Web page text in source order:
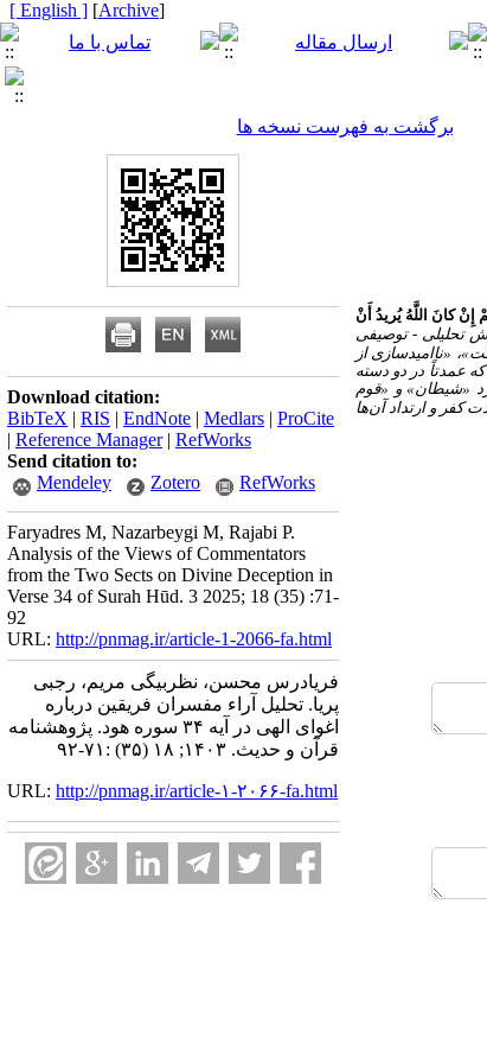
[
Archive
]
[ English ]
برگشت به فهرست نسخه ها
کانَ اللَّهُ یُریدُ أَنْ
تحلیلی - توصیفی
«ناامیدسازی از
عمدتاً در دو دسته
«شیطان» و «قوم
کفر و ارتداد آن‌ها
Download citation:
BibTeX | RIS | EndNote | Medlars | ProCite
| Reference Manager| RefWorks
Send citation to:
Mendeley
Zotero RefWorks
Faryadres M, Nazarbeygi M, Rajabi P.
Analysis of the Views of Commentators
from the Two Sects on Divine Deception in
Verse 34 of Surah Hūd. 3 2025; 18 (35) :71-
92
URL: http://pnmag.ir/article-1-2066-fa.html
فریادرس محسن، نظربیگی مریم، رجبی
پریا. تحلیل آراء مفسران فریقین درباره
اغوای الهی در آیه ۳۴ سوره هود. پژوهشنامه
قرآن و حدیث. ۱۴۰۳; ۱۸ (۳۵) :۷۱-۹۲
URL: http://pnmag.ir/article-۱-۲۰۶۶-fa.html